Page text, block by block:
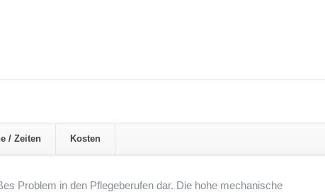
/ Zeiten Kosten
Problem in den Pflegeberufen dar. Die hohe mechanische